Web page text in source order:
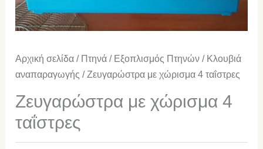
Αρχική σελίδα / Πτηνά / Εξοπλισμός Πτηνών / Κλουβιά
αναπαραγωγής / Ζευγαρώστρα με χώρισμα 4 ταΐστρες
Ζευγαρώστρα με χώρισμα 4
ταΐστρες